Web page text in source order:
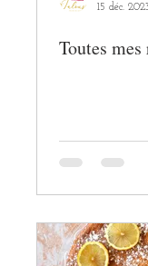
15 déc.
Toutes